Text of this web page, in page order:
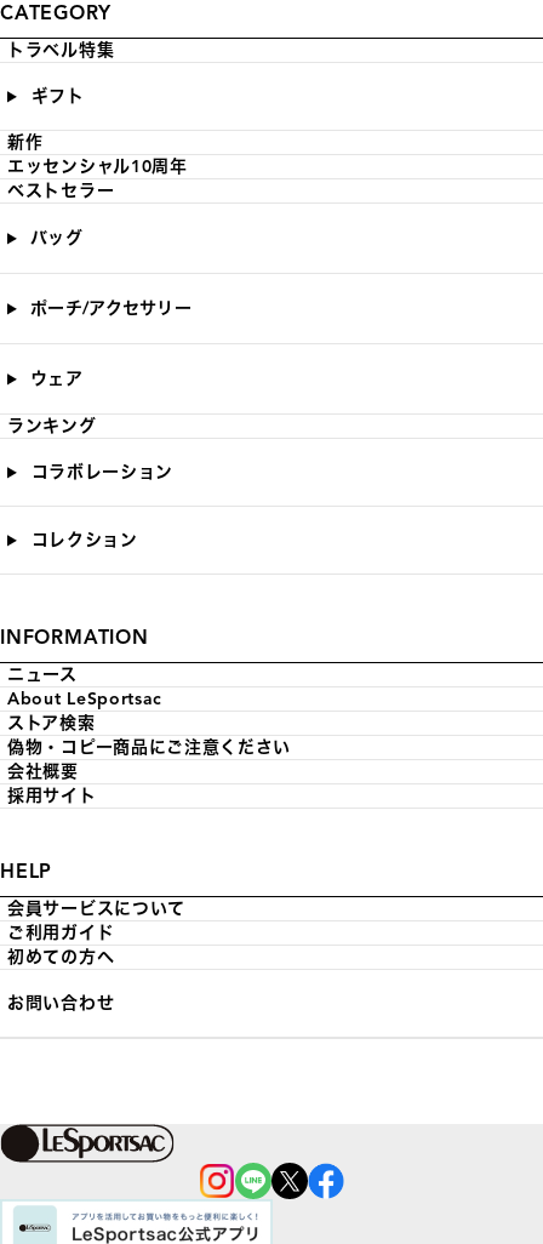
CATEGORY
トラベル特集
ギフト
新作
エッセンシャル10周年
ベストセラー
バッグ
ポーチ/アクセサリー
ウェア
ランキング
コラボレーション
コレクション
INFORMATION
ニュース
About LeSportsac
ストア検索
偽物・コピー商品にご注意ください
会社概要
採用サイト
HELP
会員サービスについて
ご利用ガイド
初めての方へ
お問い合わせ